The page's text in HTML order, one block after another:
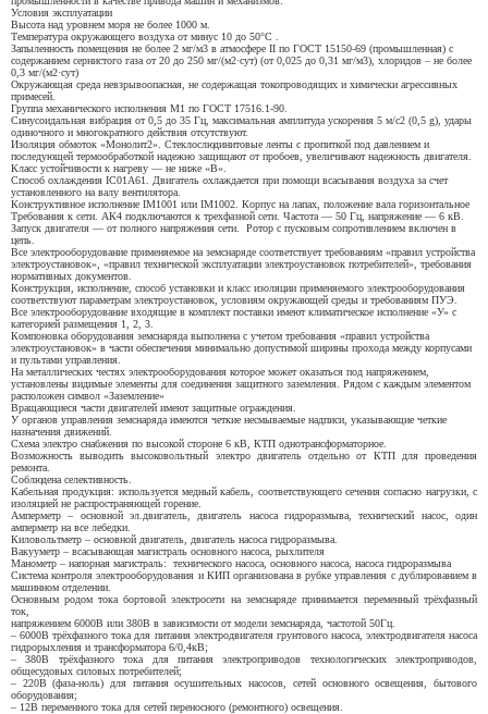
Условия эксплуатации
Высота над уровнем моря не более 1000 м.
Температура окружающего воздуха от минус 10 до 50°С .
Запыленность помещения не более 2 мг/м3 в атмосфере II по ГОСТ 15150-69 (промышленная) с
содержанием сернистого газа от 20 до 250 мг/(м2·сут) (от 0,025 до 0,31 мг/м3), хлоридов – не более
0,3 мг/(м2·сут)
Окружающая среда невзрывоопасная, не содержащая токопроводящих и химически агрессивных
примесей.
Группа механического исполнения М1 по ГОСТ 17516.1-90.
Синусоидальная вибрация от 0,5 до 35 Гц, максимальная амплитуда ускорения 5 м/с2 (0,5 g), удары
одиночного и многократного действия отсутствуют.
Изоляция обмоток «Монолит2». Стеклослюдинитовые ленты с пропиткой под давлением и
последующей термообработкой надежно защищают от пробоев, увеличивают надежность двигателя.
Класс устойчивости к нагреву — не ниже «В».
Способ охлаждения IC01A61. Двигатель охлаждается при помощи всасывания воздуха за счет
установленного на валу вентилятора.
Конструктивное исполнение IM1001 или IM1002. Корпус на лапах, положение вала горизонтальное
Требования к сети. АК4 подключаются к трехфазной сети. Частота — 50 Гц, напряжение — 6 кВ.
Запуск двигателя — от полного напряжения сети.
Ротор с пусковым сопротивлением включен в
цепь.
Все электрооборудование применяемое на земснаряде соответствует требованиям «правил устройства
электроустановок», «правил технической эксплуатации электроустановок потребителей», требования
нормативных документов.
Конструкция, исполнение, способ установки и класс изоляции применяемого электрооборудования
соответствуют параметрам электроустановок, условиям окружающей среды и требованиям ПУЭ.
Все электрооборудование входящие в комплект поставки имеют климатическое исполнение «У» с
категорией размещения 1, 2, 3.
Компоновка оборудования земснаряда выполнена с учетом требования «правил устройства
электроустановок» в части обеспечения минимально допустимой ширины прохода между корпусами
и пультами управления.
На металлических честях электрооборудования которое может оказаться под напряжением,
установлены видимые элементы для соединения защитного заземления. Рядом с каждым элементом
расположен символ «Заземление»
Вращающиеся части двигателей имеют защитные ограждения.
У органов управления земснаряда имеются четкие несмываемые надписи, указывающие четкие
назначения движений.
Схема электро снабжения по высокой стороне 6 кВ, КТП однотрансформаторное.
Возможность выводить высоковольтный электро двигатель отдельно от КТП для проведения
ремонта.
Соблюдена селективность.
Кабельная продукция: используется медный кабель, соответствующего сечения согласно нагрузки, с
изоляцией не распространяющей горение.
Амперметр – основной эл.двигатель, двигатель насоса гидроразмыва, технический насос, один
амперметр на все лебедки.
Киловольтметр – основной двигатель, двигатель насоса гидроразмыва.
Вакууметр – всасывающая магистраль основного насоса, рыхлителя
Манометр – напорная магистраль:
технического насоса, основного насоса, насоса гидроразмыва
Система контроля электрооборудования и КИП организована в рубке управления с дублированием в
машинном отделении.
Основным родом тока бортовой электросети на земснаряде принимается переменный трёхфазный
ток,
напряжением 6000В или 380В в зависимости от модели земснаряда, частотой 50Гц.
– 6000В трёхфазного тока для питания электродвигателя грунтового насоса, электродвигателя насоса
гидрорыхления и трансформатора 6/0,4кВ;
– 380В трёхфазного тока для питания электроприводов технологических электроприводов,
общесудовых силовых потребителей;
– 220В (фаза-ноль) для питания осушительных насосов, сетей основного освещения, бытового
оборудования;
– 12В переменного тока для сетей переносного (ремонтного) освещения.